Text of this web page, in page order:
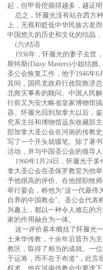
起，但甲骨挖掘得越多，越证
总之，怀履光没有站在西方
上，无视和贬低中华民族古老
中国悠久的历史和文化的结晶
(六)结语
1936年，怀履光的妻子去世
斯特斯(Daisy Masters)小姐结
圣公会恢复工作，他于1946年6
其间，国民党政府行政院救济
北救灾事务的顾问。中国人民
行前又为安大略省皇家博物馆
器。怀履光回到加拿大以后，
究系主任和博物馆远东收藏部
部加拿大圣公会在河南的传教
写了一个开头就辍笔。除了著
活动，并与中国圣公会的领导人
1960年1月24日，怀履光于多
拿大圣公会在圣保罗教堂为他
予他很高的评价。在他授职牧
举行宴会，称他为“这一代最伟
自养的中国教会”。圣公会代表
兴趣上，都以一种令人难忘的
家的作用融合为一体。
这一评价基本概括了怀履光
士来华传教，十余年后晋升为
教区，取得了相当的成就。一
于运筹，而不在于布道”，此言
权术。他在河南传教会中要求